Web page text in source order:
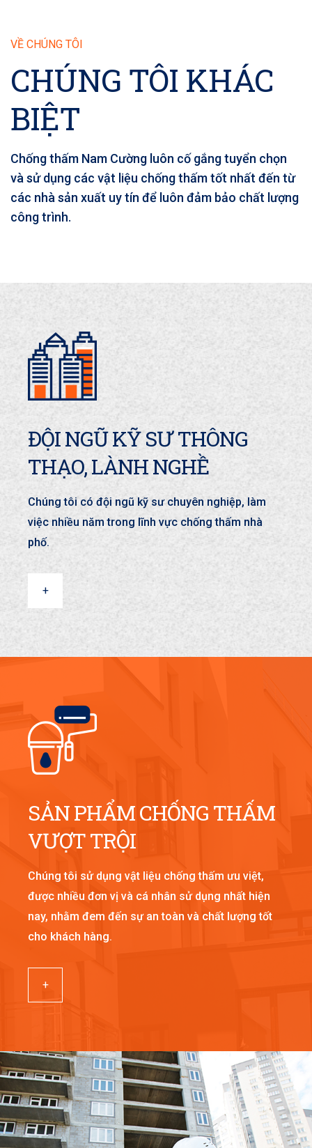
VỀ CHÚNG TÔI
CHÚNG TÔI KHÁC
BIỆT
Chống thấm Nam Cường luôn cố gắng tuyển chọn
và sử dụng các vật liệu chống thấm tốt nhất đến từ
các nhà sản xuất uy tín để luôn đảm bảo chất lượng
công trình.
ĐỘI NGŨ KỸ SƯ THÔNG
THẠO, LÀNH NGHỀ
Chúng tôi có đội ngũ kỹ sư chuyên nghiệp, làm
việc nhiều năm trong lĩnh vực chống thấm nhà
phố.
+
SẢN PHẨM CHỐNG THẤM
VƯỢT TRỘI
Chúng tôi sử dụng vật liệu chống thấm ưu việt,
được nhiều đơn vị và cá nhân sử dụng nhất hiện
nay, nhằm đem đến sự an toàn và chất lượng tốt
cho khách hàng.
+